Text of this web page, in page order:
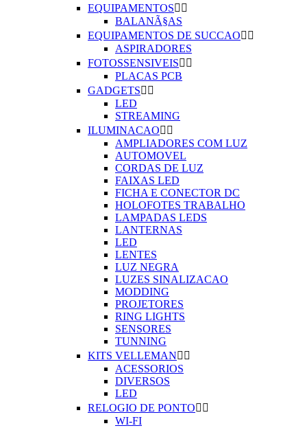
EQUIPAMENTOS 
BALANÃ§AS
EQUIPAMENTOS DE SUCCAO 
ASPIRADORES
FOTOSSENSIVEIS 
PLACAS PCB
GADGETS 
LED
STREAMING
ILUMINACAO 
AMPLIADORES COM LUZ
AUTOMOVEL
CORDAS DE LUZ
FAIXAS LED
FICHA E CONECTOR DC
HOLOFOTES TRABALHO
LAMPADAS LEDS
LANTERNAS
LED
LENTES
LUZ NEGRA
LUZES SINALIZACAO
MODDING
PROJETORES
RING LIGHTS
SENSORES
TUNNING
KITS VELLEMAN 
ACESSORIOS
DIVERSOS
LED
RELOGIO DE PONTO 
WI-FI